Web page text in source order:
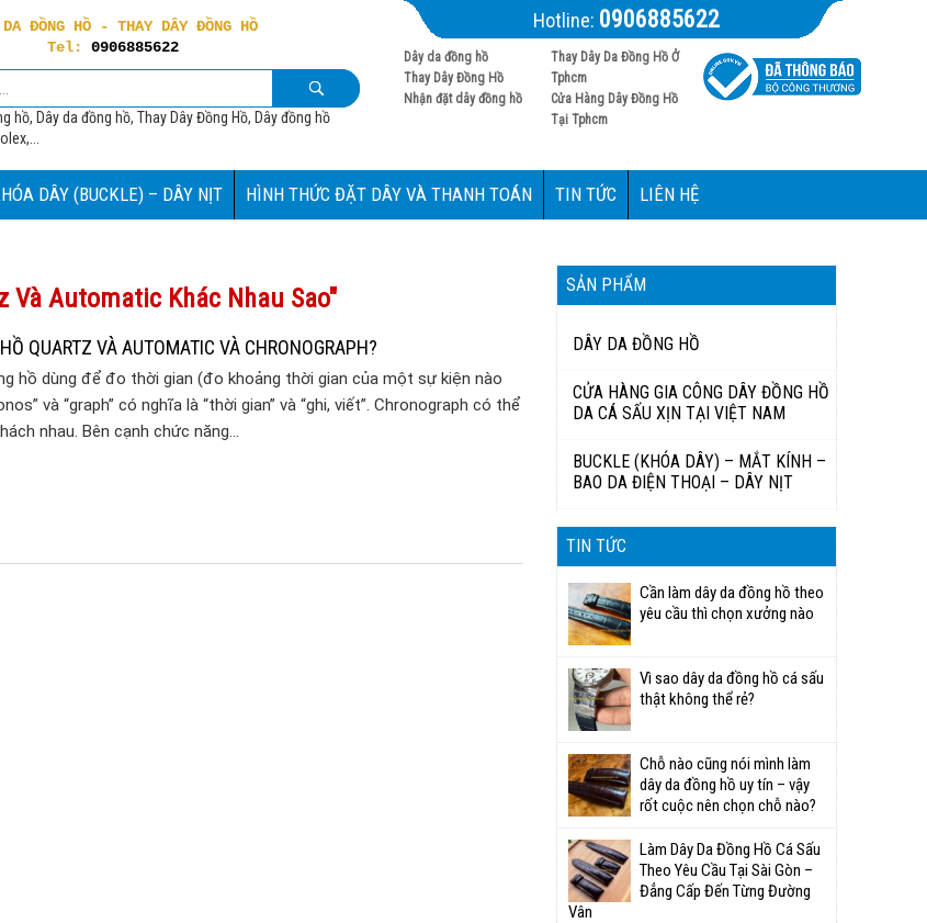
DA ĐỒNG HỒ - THAY DÂY ĐỒNG HỒ
Tel: 0906885622
hồ, Dây da đồng hồ, Thay Dây Đồng Hồ, Dây đồng hồ
Hotline: 0906885622
Dây da đồng hồ
Thay Dây Đồng Hồ
Nhận đặt dây đồng hồ
Thay Dây Da Đồng Hồ Ở
Tphcm
Cửa Hàng Dây Đồng Hồ
Tại Tphcm
DÂY (BUCKLE) – DÂY NỊT HÌNH THỨC ĐẶT DÂY VÀ THANH TOÁN TIN TỨC LIÊN HỆ
Và Automatic Khác Nhau Sao"
QUARTZ VÀ AUTOMATIC VÀ CHRONOGRAPH?
hồ dùng để đo thời gian (đo khoảng thời gian của một sự kiện nào
và “graph” có nghĩa là “thời gian” và “ghi, viết”. Chronograph có thể
nhau. Bên cạnh chức năng…
SẢN PHẨM
DÂY DA ĐỒNG HỒ
CỬA HÀNG GIA CÔNG DÂY ĐỒNG HỒ
DA CÁ SẤU XỊN TẠI VIỆT NAM
BUCKLE (KHÓA DÂY) – MẮT KÍNH –
BAO DA ĐIỆN THOẠI – DÂY NỊT
TIN TỨC
Cần làm dây da đồng hồ theo
yêu cầu thì chọn xưởng nào
Vì sao dây da đồng hồ cá sấu
thật không thể rẻ?
Chỗ nào cũng nói mình làm
dây da đồng hồ uy tín – vậy
rốt cuộc nên chọn chỗ nào?
Làm Dây Da Đồng Hồ Cá Sấu
Theo Yêu Cầu Tại Sài Gòn –
Đẳng Cấp Đến Từng Đường
Vân